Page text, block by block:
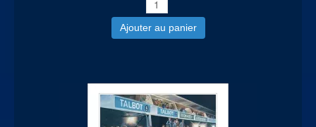
Ajouter au panier